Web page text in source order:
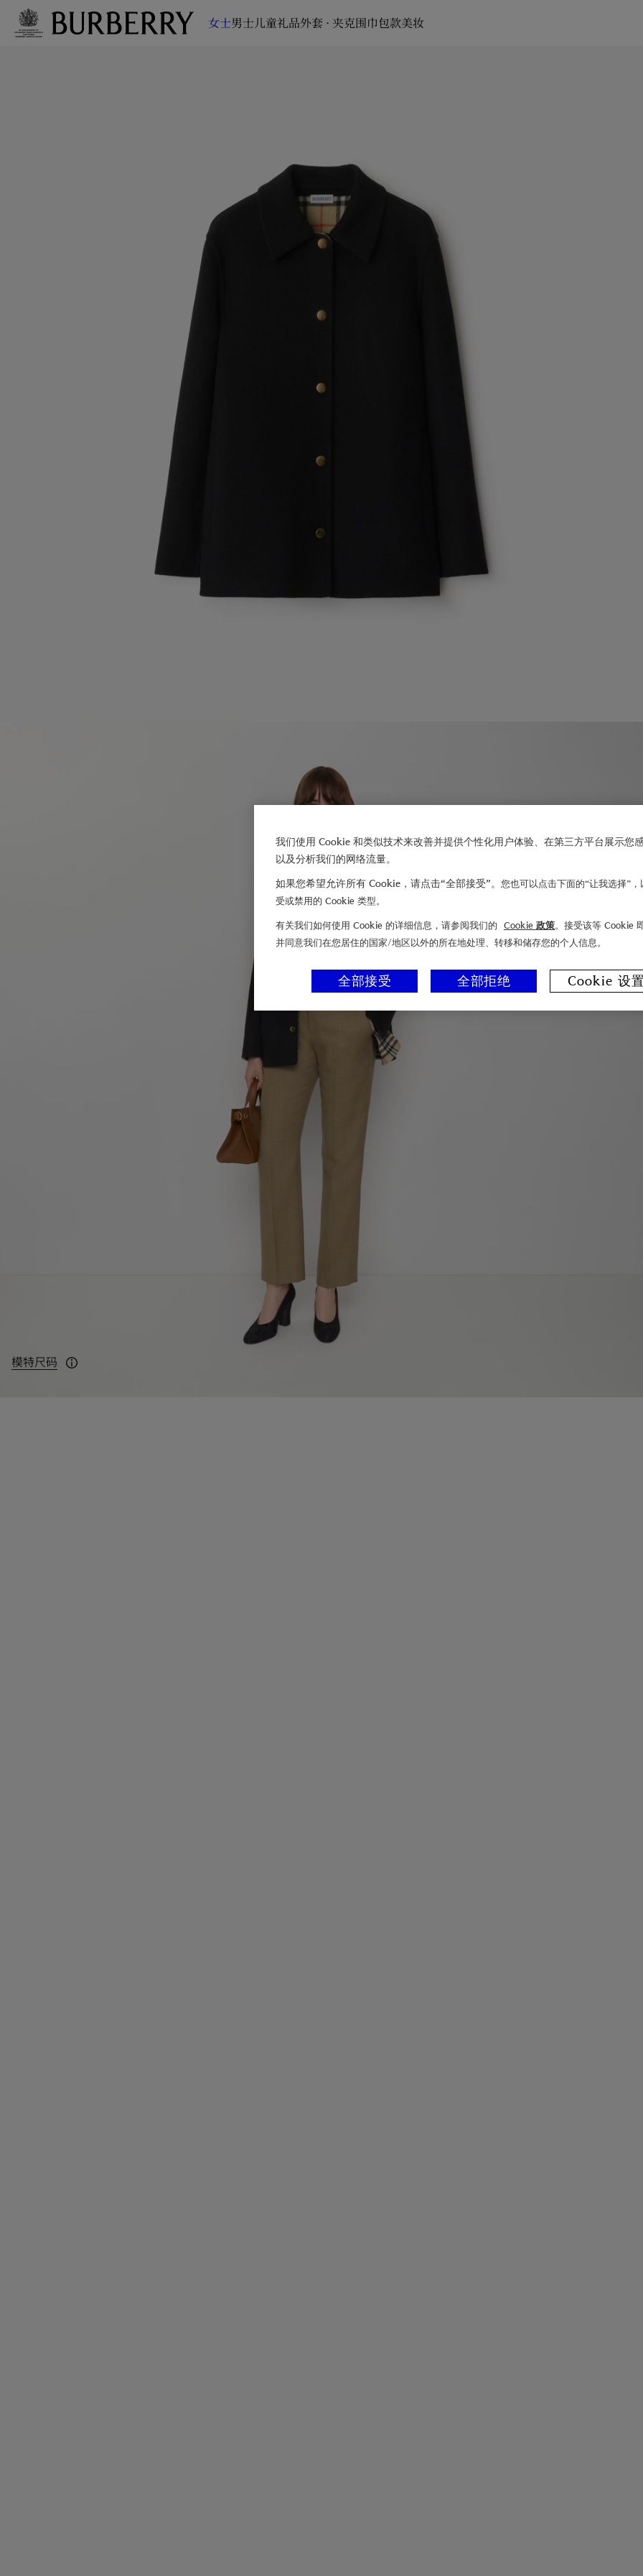
女士男士儿童礼品外套 · 夹克围巾包款美妆
模特尺码
模特身高 178cm，身穿 UK 8 码。
我们使用 Cookie 和类似技术来改善并提供个性化用户体验、在第三方平台展示您
以及分析我们的网络流量。
如果您希望允许所有 Cookie，请点击“全部接受”。 您也可以点击下面的“让我选择”
受或禁用的 Cookie 类型。
有关我们如何使用 Cookie 的详细信息，请参阅我们的 Cookie 政策。接受该等 Cookie
并同意我们在您居住的国家/地区以外的所在地处理、转移和储存您的个人信息。
全部拒绝
全部接受 Cookie 设